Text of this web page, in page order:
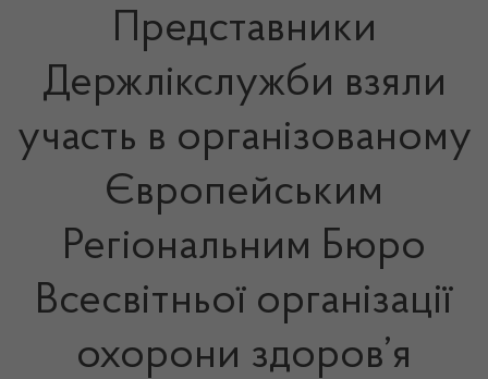
Представники
Держлікслужби взяли
участь в організованому
Європейським
Регіональним Бюро
Всесвітньої організації
охорони здоров’я